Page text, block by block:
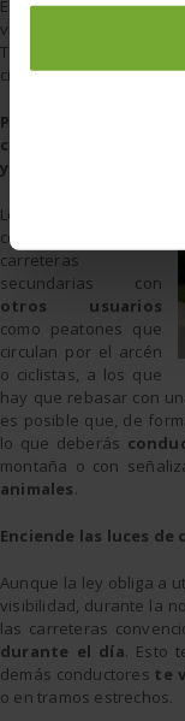
Esta es una forma
viajan detrás de ti y
También implica una
circulan por el carril
Presta atención a
ciclistas, peatones
y animales
Los conductores
comparten las
carreteras
secundarias con
otros usuarios
como peatones que
circulan por el arcén
o ciclistas, a los que
hay que rebasar con
es posible que, de
lo que deberás
montaña o con
animales.
Enciende las luces
Aunque la ley obliga a
visibilidad, durante la
las carreteras
durante el día. Esto
demás conductores te
o en tramos estrechos.